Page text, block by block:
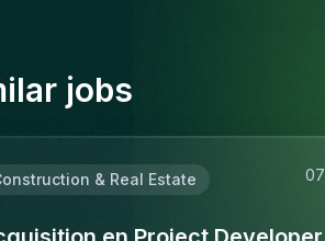
jobs
& Real Estate